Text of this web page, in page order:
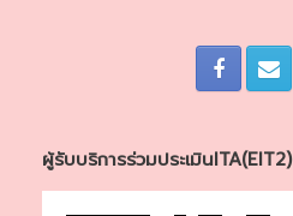
ผู้รับบริการร่วมประเมินITA(EIT2)